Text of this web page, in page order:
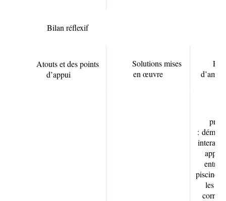
Bilan réflexif
Atouts et des points
d’appui
Solutions mises
en œuvre
:
piscine
les